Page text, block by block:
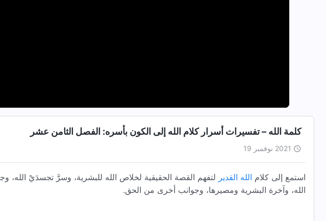
كلمة الله – تفسيرات أسرار كلام الله إلى الكون بأسره: الفصل الثامن عشر
2021 نوفمبر 19
استمع إلى كلام الله القدير لتفهم القصة الحقيقية لخلاص الله للبشرية، وسرَّ تجسدَيْ الله،
الله، وآخرة البشرية ومصيرها، وجوانب أخرى من الحق.